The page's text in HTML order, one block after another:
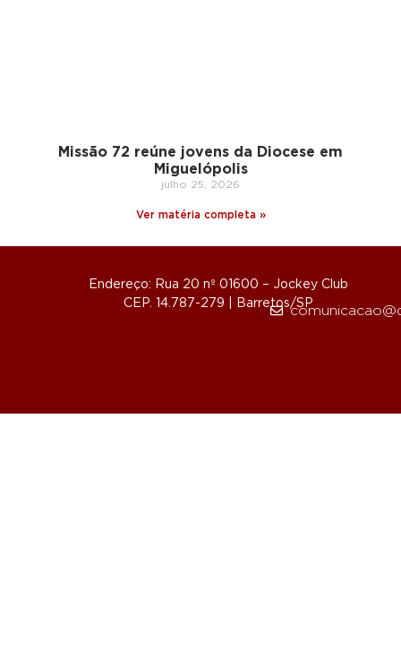
Missão 72 reúne jovens da Diocese em
Miguelópolis
julho 25, 2026
Ver matéria completa »
Endereço: Rua 20 nº 01600 – Jockey Club
CEP. 14.787-279 | Barretos/SP